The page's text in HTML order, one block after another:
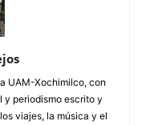
UAM-Xochimilco, con
y periodismo escrito y
viajes, la música y el